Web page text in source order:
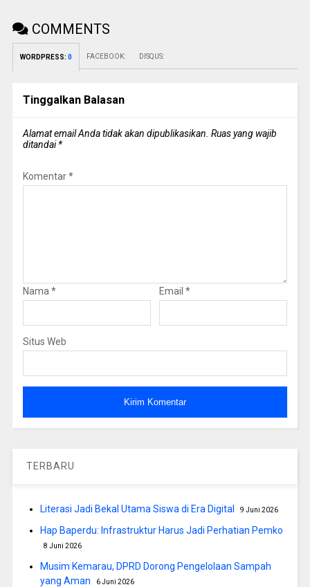
COMMENTS
WORDPRESS: 0 FACEBOOK: DISQUS:
Tinggalkan Balasan
Alamat email Anda tidak akan dipublikasikan. Ruas yang wajib
ditandai*
Komentar*
Nama* Email *
Situs Web
TERBARU
Literasi Jadi Bekal Utama Siswa di Era Digital 9 Juni 2026
Hap Baperdu: Infrastruktur Harus Jadi Perhatian Pemko
8 Juni 2026
Musim Kemarau, DPRD Dorong Pengelolaan Sampah
yang Aman
6 Juni 2026